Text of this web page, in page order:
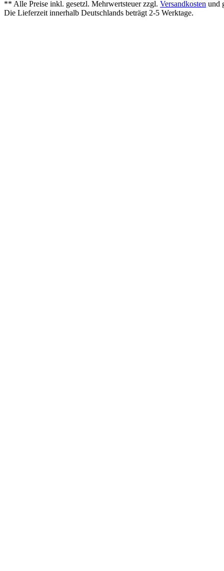
** Alle Preise inkl. gesetzl. Mehrwertsteuer zzgl. Versandkosten und
Die Lieferzeit innerhalb Deutschlands beträgt 2-5 Werktage.